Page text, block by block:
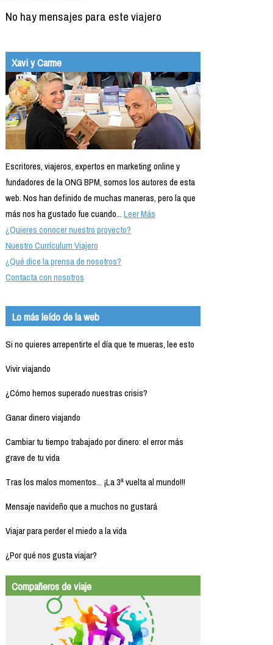
No hay mensajes para este viajero
Xavi y Carme
Escritores, viajeros, expertos en marketing online y
fundadores de la ONG BPM, somos los autores de esta
web. Nos han definido de muchas maneras, pero la que
más nos ha gustado fue cuando...Leer Más
¿Quieres conocer nuestro proyecto?
Nuestro Currículum Viajero
¿Qué dice la prensa de nosotros?
Contacta con nosotros
Lo más leído de la web
Si no quieres arrepentirte el día que te mueras, lee esto
Vivir viajando
¿Cómo hemos superado nuestras crisis?
Ganar dinero viajando
Cambiar tu tiempo trabajado por dinero: el error más
grave de tu vida
Tras los malos momentos... ¡La 3ª vuelta al mundo!!!
Mensaje navideño que a muchos no gustará
Viajar para perder el miedo a la vida
¿Por qué nos gusta viajar?
Compañeros de viaje